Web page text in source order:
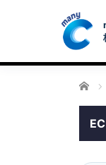
ホーム